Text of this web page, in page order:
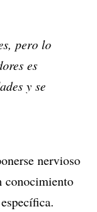
pero lo
es
y se
nervioso
conocimiento